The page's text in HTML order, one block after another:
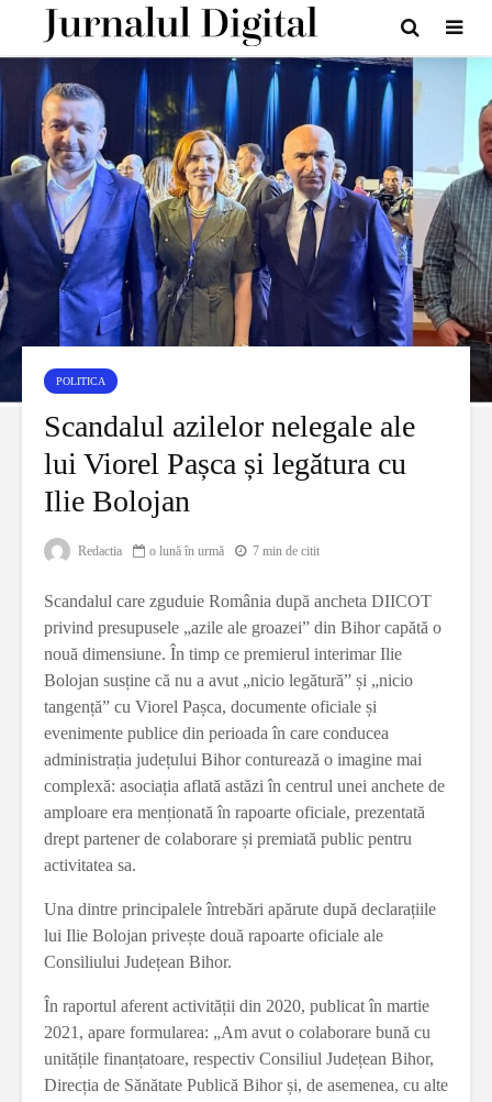
POLITICA
Scandalul azilelor nelegale ale
lui Viorel Pașca și legătura cu
Ilie Bolojan
Redactia o lună în urmă 7 min de citit
Scandalul care zguduie România după ancheta DIICOT
privind presupusele „azile ale groazei” din Bihor capătă o
nouă dimensiune. În timp ce premierul interimar Ilie
Bolojan susține că nu a avut „nicio legătură” și „nicio
tangență” cu Viorel Pașca, documente oficiale și
evenimente publice din perioada în care conducea
administrația județului Bihor conturează o imagine mai
complexă: asociația aflată astăzi în centrul unei anchete de
amploare era menționată în rapoarte oficiale, prezentată
drept partener de colaborare și premiată public pentru
activitatea sa.
Una dintre principalele întrebări apărute după declarațiile
lui Ilie Bolojan privește două rapoarte oficiale ale
Consiliului Județean Bihor.
În raportul aferent activității din 2020, publicat în martie
2021, apare formularea: „Am avut o colaborare bună cu
unitățile finanțatoare, respectiv Consiliul Județean Bihor,
Direcția de Sănătate Publică Bihor și, de asemenea, cu alte